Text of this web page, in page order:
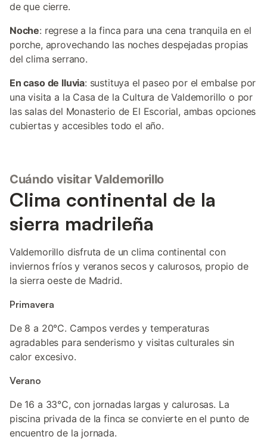
de que cierre.
Noche: regrese a la finca para una cena tranquila en el
porche, aprovechando las noches despejadas propias
del clima serrano.
En caso de lluvia: sustituya el paseo por el embalse por
una visita a la Casa de la Cultura de Valdemorillo o por
las salas del Monasterio de El Escorial, ambas opciones
cubiertas y accesibles todo el año.
Cuándo visitar Valdemorillo
Clima continental de la
sierra madrileña
Valdemorillo disfruta de un clima continental con
inviernos fríos y veranos secos y calurosos, propio de
la sierra oeste de Madrid.
Primavera
De 8 a 20°C. Campos verdes y temperaturas
agradables para senderismo y visitas culturales sin
calor excesivo.
Verano
De 16 a 33°C, con jornadas largas y calurosas. La
piscina privada de la finca se convierte en el punto de
encuentro de la jornada.